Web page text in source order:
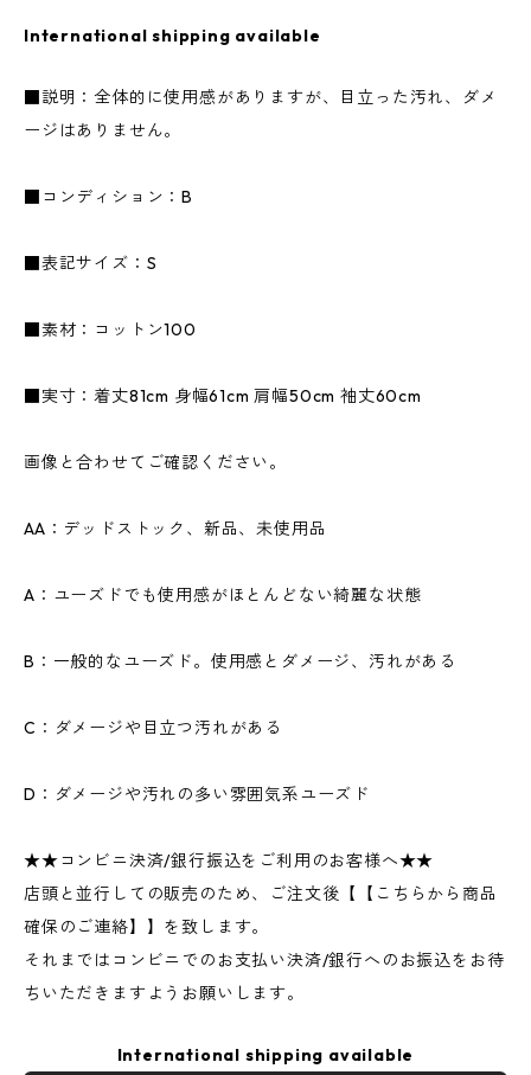
International shipping available
■説明：全体的に使用感がありますが、目立った汚れ、ダメ
ージはありません。
■コンディション：B
■表記サイズ：S
■素材：コットン100
■実寸：着丈81cm 身幅61cm 肩幅50cm 袖丈60cm
画像と合わせてご確認ください。
AA：デッドストック、新品、未使用品
A：ユーズドでも使用感がほとんどない綺麗な状態
B：一般的なユーズド。使用感とダメージ、汚れがある
C：ダメージや目立つ汚れがある
D：ダメージや汚れの多い雰囲気系ユーズド
★★コンビニ決済/銀行振込をご利用のお客様へ★★
店頭と並行しての販売のため、ご注文後【【こちらから商品
確保のご連絡】】を致します。
それまではコンビニでのお支払い決済/銀行へのお振込をお待
ちいただきますようお願いします。
International shipping available